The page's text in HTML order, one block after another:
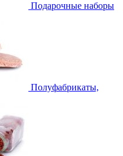
Подарочные наборы
Полуфабрикаты,